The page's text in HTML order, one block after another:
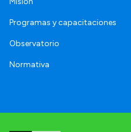
Programas y capacitaciones
Observatorio
Normativa